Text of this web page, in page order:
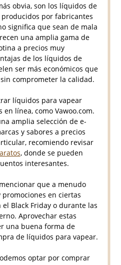
obvia, son los líquidos de
producidos por fabricantes
significa que sean de mala
una amplia gama de
a precios muy
de los líquidos de
ser más económicos que
comprometer la calidad.
líquidos para vapear
línea, como Vawoo.com.
amplia selección de e-
y sabores a precios
recomiendo revisar
, donde se pueden
interesantes.
que a menudo
en ciertas
Black Friday o durante las
Aprovechar estas
una buena forma de
de líquidos para vapear.
optar por comprar